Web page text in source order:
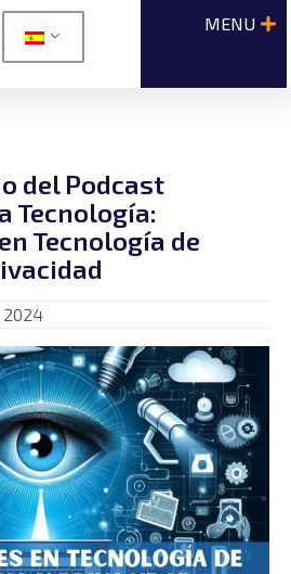
del Podcast
Tecnología:
Tecnología de
2024